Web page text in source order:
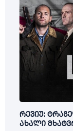
რევიუ: ტრაგედიის ეკრანული
ახალი